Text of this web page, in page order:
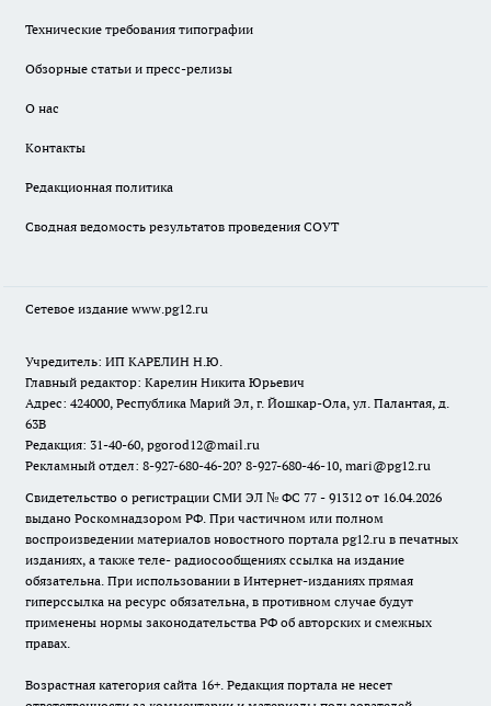
Технические требования типографии
Обзорные статьи и пресс-релизы
О нас
Контакты
Редакционная политика
Сводная ведомость результатов проведения СОУТ
Сетевое издание www.pg12.ru
Учредитель: ИП КАРЕЛИН Н.Ю.
Главный редактор: Карелин Никита Юрьевич
Адрес: 424000, Республика Марий Эл, г. Йошкар-Ола, ул. Палантая, д.
63В
Редакция: 31-40-60, pgorod12@mail.ru
Рекламный отдел: 8-927-680-46-20? 8-927-680-46-10, mari@pg12.ru
Свидетельство о регистрации СМИ ЭЛ № ФС 77 - 91312 от 16.04.2026
выдано Роскомнадзором РФ. При частичном или полном
воспроизведении материалов новостного портала pg12.ru в печатных
изданиях, а также теле- радиосообщениях ссылка на издание
обязательна. При использовании в Интернет-изданиях прямая
гиперссылка на ресурс обязательна, в противном случае будут
применены нормы законодательства РФ об авторских и смежных
правах.
Возрастная категория сайта 16+. Редакция портала не несет